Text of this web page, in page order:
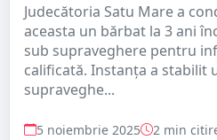
Judecătoria Satu Mare a
aceasta un bărbat la 3 ani
sub supraveghere pentru
calificată. Instanța a stabilit
supraveghe...
5 noiembrie 2025 2 min